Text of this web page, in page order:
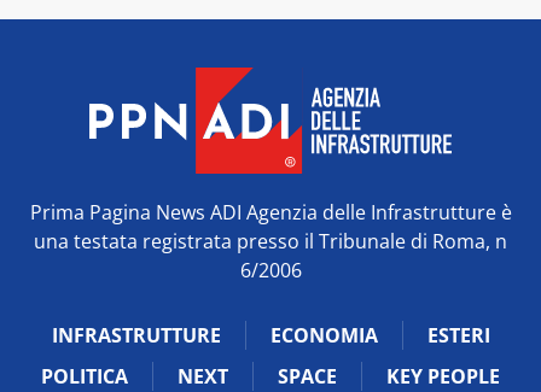
Prima Pagina News ADI Agenzia delle Infrastrutture è
una testata registrata presso il Tribunale di Roma, n
6/2006
INFRASTRUTTURE ECONOMIA
ESTERI
POLITICA
NEXT SPACE
KEY PEOPLE